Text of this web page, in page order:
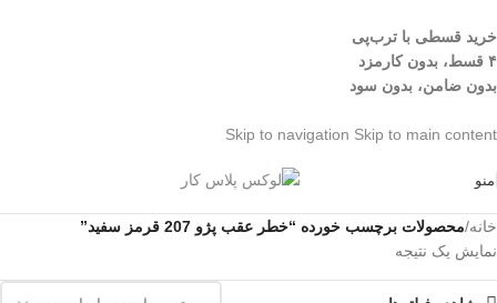
خرید قسطی با ترب‌پی
۴ قسط، بدون کارمزد
بدون ضامن، بدون سود
Skip to navigation Skip to main content
منو
خانه/محصولات برچسب خورده “خطر عقب پژو 207 قرمز سفید”
نمایش یک نتیجه